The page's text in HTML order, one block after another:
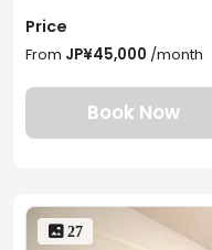
Price
From JP¥45,000 /month
Book Now
 27